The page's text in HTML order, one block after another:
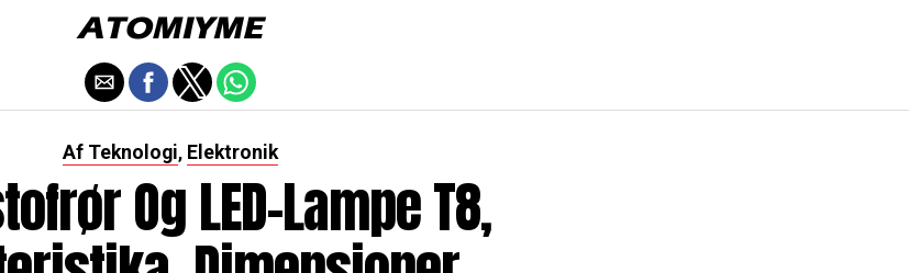
Af Teknologi, Elektronik
Og LED-Lampe T8,